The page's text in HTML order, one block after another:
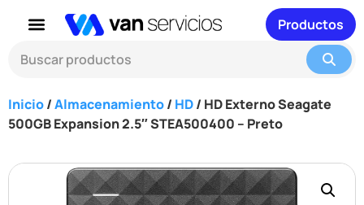
Productos
Inicio/Almacenamiento/ HD/ HD Externo Seagate
500GB Expansion 2.5″ STEA500400 – Preto